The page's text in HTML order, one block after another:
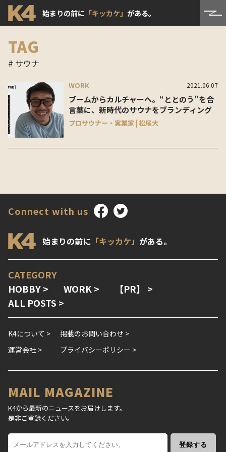
始まりの前に 「キッカケ」 がある。
TAG
# サウナ
WORK 2021.06.07
ブームからカルチャーへ。“ととのう”を合
言葉に、新時代のサウナをブランディング
プロサウナー・実業家 | 松尾大
Connect with us
始まりの前に 「キッカケ」 がある。
CATEGORY
HOBBY >
WORK >
【PR】 >
ALL POSTS >
K4について >
掲載のお問い合わせ >
運営会社 >
プライバシーポリシー >
MAIL MAGAZINE
K4から最新のニュースをお届けします。
是非ご登録ください。